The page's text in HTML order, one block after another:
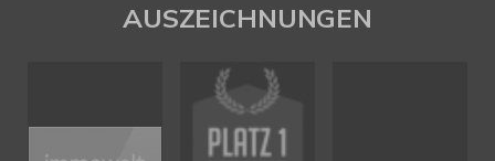
AUSZEICHNUNGEN